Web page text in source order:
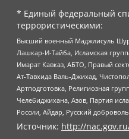
* Единый федеральный
террористическими:
Высший военный Маджлисуль
Лашкар-И-Тайба, Исламская
Имарат Кавказ, АБТО, Правый
Ат-Тавхида Валь-Джихад,
Артподготовка, Религиозная
Челебиджихана, Азов, Партия
России, Айдар, Русский
Источник: http://